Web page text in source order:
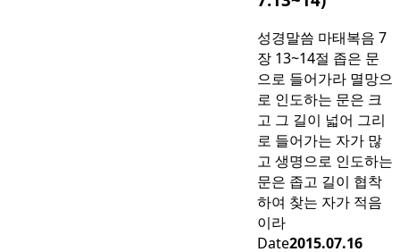
성경말씀 마태복음 7
장 13~14절 좁은 문
으로 들어가라 멸망으
로 인도하는 문은 크
고 그 길이 넓어 그리
로 들어가는 자가 많
고 생명으로 인도하는
문은 좁고 길이 협착
하여 찾는 자가 적음
이라
Date2015.07.16